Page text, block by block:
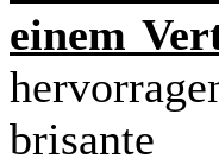
einem
brisante